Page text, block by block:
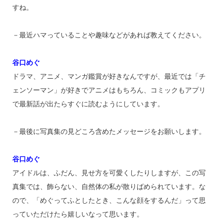
すね。
－最近ハマっていることや趣味などがあれば教えてください。
谷口めぐ
ドラマ、アニメ、マンガ鑑賞が好きなんですが、最近では「チ
ェンソーマン」が好きでアニメはもちろん、コミックもアプリ
で最新話が出たらすぐに読むようにしています。
－最後に写真集の見どころ含めたメッセージをお願いします。
谷口めぐ
アイドルは、ふだん、見せ方を可愛くしたりしますが、この写
真集では、飾らない、自然体の私が散りばめられています。な
ので、「めぐってふとしたとき、こんな顔をするんだ」って思
っていただけたら嬉しいなって思います。